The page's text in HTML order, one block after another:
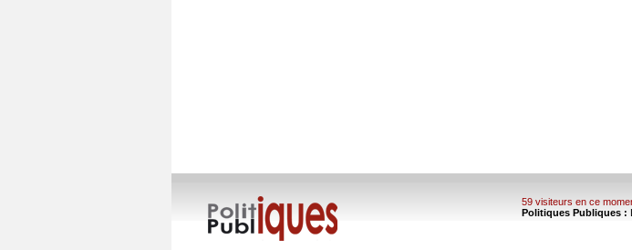
59 visiteurs en ce
Politiques Publiques :